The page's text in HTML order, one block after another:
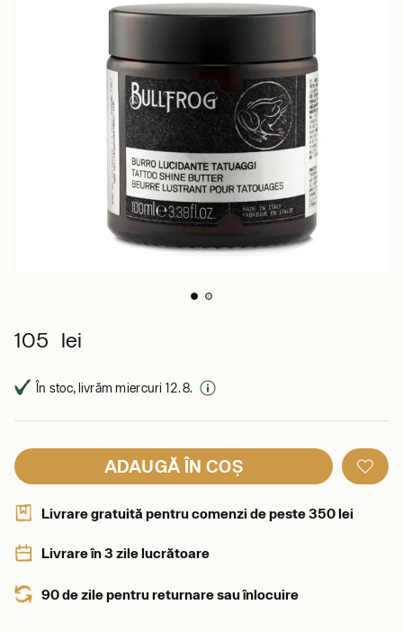
105 lei
În stoc, livrăm miercuri 12. 8.
ADAUGĂ ÎN COȘ
Livrare gratuită pentru comenzi de peste 350 lei
Livrare în 3 zile lucrătoare
90 de zile pentru returnare sau înlocuire